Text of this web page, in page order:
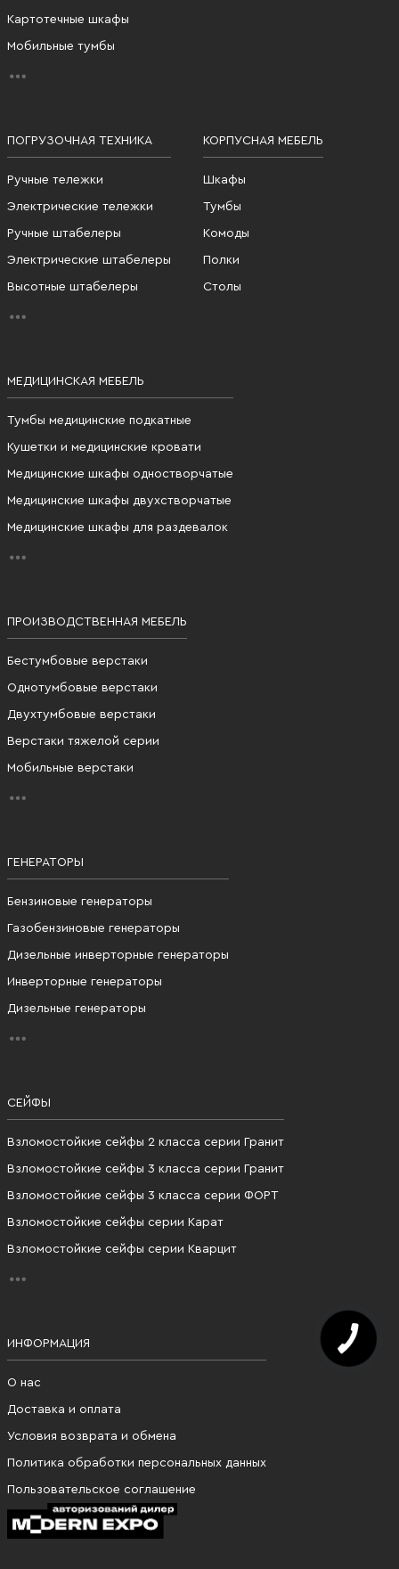
Картотечные шкафы
Мобильные тумбы
ПОГРУЗОЧНАЯ ТЕХНИКА
Ручные тележки
Электрические тележки
Ручные штабелеры
Электрические штабелеры
Высотные штабелеры
КОРПУСНАЯ МЕБЕЛЬ
Шкафы
Тумбы
Комоды
Полки
Столы
МЕДИЦИНСКАЯ МЕБЕЛЬ
Тумбы медицинские подкатные
Кушетки и медицинские кровати
Медицинские шкафы одностворчатые
Медицинские шкафы двухстворчатые
Медицинские шкафы для раздевалок
ПРОИЗВОДСТВЕННАЯ МЕБЕЛЬ
Бестумбовые верстаки
Однотумбовые верстаки
Двухтумбовые верстаки
Верстаки тяжелой серии
Мобильные верстаки
ГЕНЕРАТОРЫ
Бензиновые генераторы
Газобензиновые генераторы
Дизельные инверторные генераторы
Инверторные генераторы
Дизельные генераторы
СЕЙФЫ
Взломостойкие сейфы 2 класса серии Гранит
Взломостойкие сейфы 3 класса серии Гранит
Взломостойкие сейфы 3 класса серии ФОРТ
Взломостойкие сейфы серии Карат
Взломостойкие сейфы серии Кварцит
ИНФОРМАЦИЯ
О нас
Доставка и оплата
Условия возврата и обмена
Политика обработки персональных данных
Пользовательское соглашение